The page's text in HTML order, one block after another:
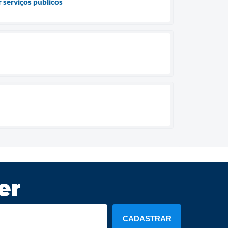
CADASTRAR